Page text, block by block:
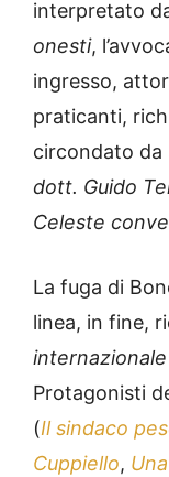
interpretato
onesti,
ingresso,
praticanti,
circondato da
dott. Guido
Celeste
La fuga di
linea, in fine,
internazionale
Protagonisti
(Il sindaco
Cuppiello,